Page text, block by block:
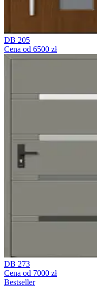
DB 205
Cena od 6500 zł
DB 273
Cena od 7000 zł
Bestseller